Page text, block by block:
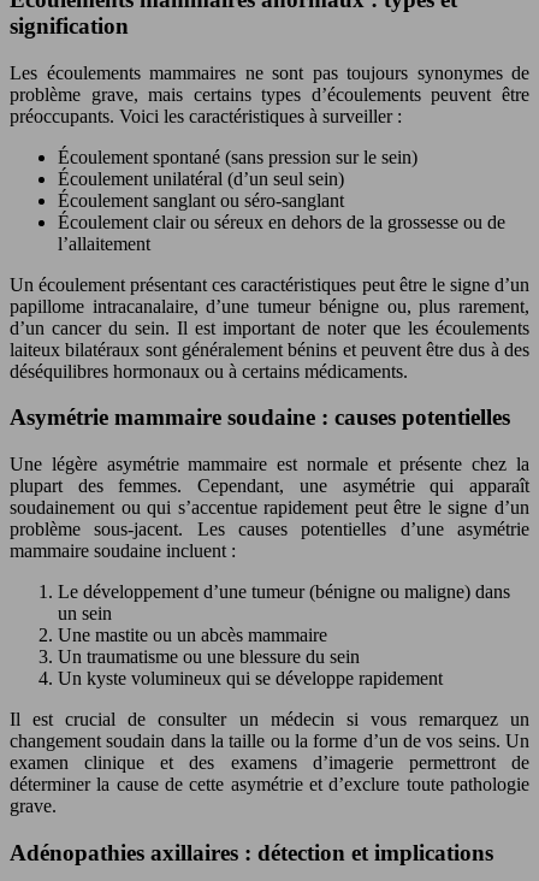
signification
Les écoulements mammaires ne sont pas toujours synonymes de
problème grave, mais certains types d’écoulements peuvent être
préoccupants. Voici les caractéristiques à surveiller :
Écoulement spontané (sans pression sur le sein)
Écoulement unilatéral (d’un seul sein)
Écoulement sanglant ou séro-sanglant
Écoulement clair ou séreux en dehors de la grossesse ou de
l’allaitement
Un écoulement présentant ces caractéristiques peut être le signe d’un
papillome intracanalaire, d’une tumeur bénigne ou, plus rarement,
d’un cancer du sein. Il est important de noter que les écoulements
laiteux bilatéraux sont généralement bénins et peuvent être dus à des
déséquilibres hormonaux ou à certains médicaments.
Asymétrie mammaire soudaine : causes potentielles
Une légère asymétrie mammaire est normale et présente chez la
plupart des femmes. Cependant, une asymétrie qui apparaît
soudainement ou qui s’accentue rapidement peut être le signe d’un
problème sous-jacent. Les causes potentielles d’une asymétrie
mammaire soudaine incluent :
Le développement d’une tumeur (bénigne ou maligne) dans
un sein
Une mastite ou un abcès mammaire
Un traumatisme ou une blessure du sein
Un kyste volumineux qui se développe rapidement
Il est crucial de consulter un médecin si vous remarquez un
changement soudain dans la taille ou la forme d’un de vos seins. Un
examen clinique et des examens d’imagerie permettront de
déterminer la cause de cette asymétrie et d’exclure toute pathologie
grave.
Adénopathies axillaires : détection et implications